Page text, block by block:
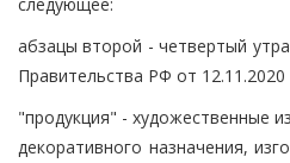
абзацы второй - четвертый
Правительства РФ от 12.11.2020
"продукция" - художественные
декоративного назначения,